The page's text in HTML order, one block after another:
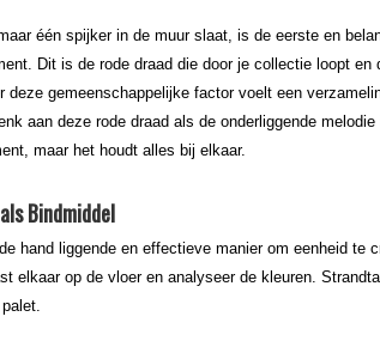
één spijker in de muur slaat, is de eerste en
Dit is de rode draad die door je collectie loopt
deze gemeenschappelijke factor voelt een
aan deze rode draad als de onderliggende
maar het houdt alles bij elkaar.
Bindmiddel
hand liggende en effectieve manier om eenheid te
elkaar op de vloer en analyseer de kleuren.